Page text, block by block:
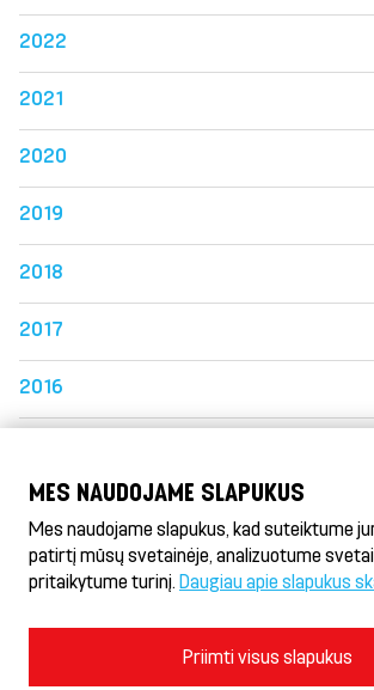
2022
2021
2020
2019
2018
2017
2016
2014
Naudojimosi sąlygos ir privatumo politika
MES NAUDOJAME SLAPUKUS
Mes naudojame slapukus, kad suteiktume
patirtį mūsų svetainėje, analizuotume
pritaikytume turinį. Daugiau apie slapukus
Priimti visus slapukus